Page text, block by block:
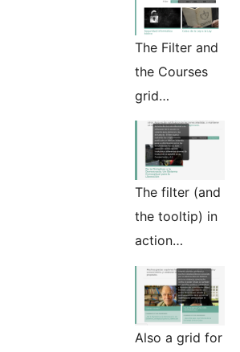
The Filter and
the Courses
grid…
The filter (and
the tooltip) in
action…
Also a grid for